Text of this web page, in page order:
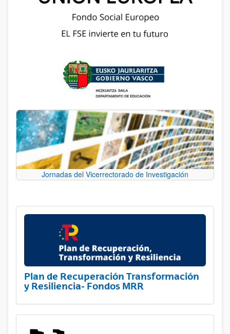
Jornadas del Vicerrectorado de Investigación
Plan de Recuperación Transformación
y Resiliencia- Fondos MRR